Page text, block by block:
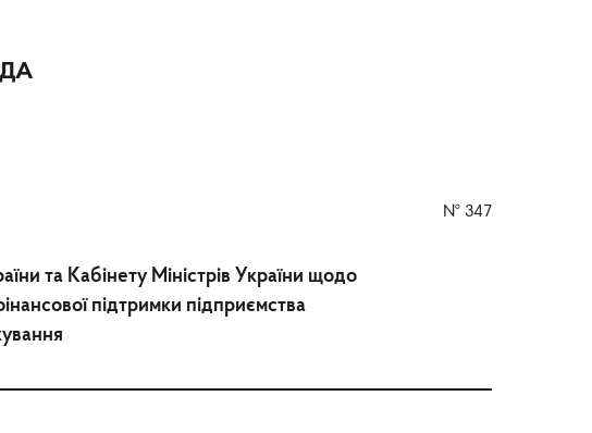
№ 347
та Кабінету Міністрів України щодо
підтримки підприємства